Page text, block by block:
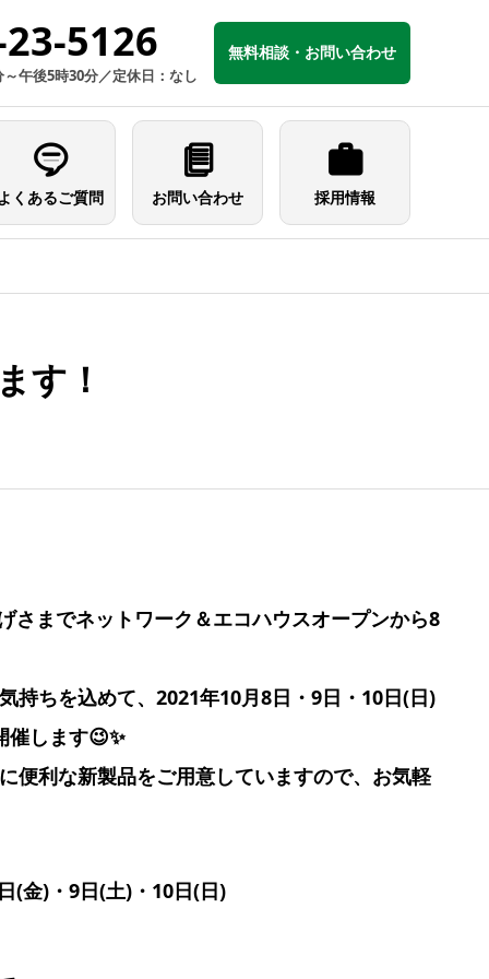
5126
午後5時30分／定休日：なし
無料相談・お問い合わせ
くあるご質問 お問い合わせ 採用情報
す！
さまでネットワーク＆エコハウスオープンから8
持ちを込めて、2021年10月8日・9日・10日(日)
催します😉✨
便利な新製品をご用意していますので、お気軽
(金)・9日(土)・10日(日)